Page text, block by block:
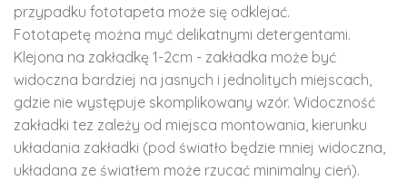
przypadku fototapeta może się odklejać.
Fototapetę można myć delikatnymi detergentami.
Klejona na zakładkę 1-2cm - zakładka może być
widoczna bardziej na jasnych i jednolitych miejscach,
gdzie nie występuje skomplikowany wzór. Widoczność
zakładki tez zależy od miejsca montowania, kierunku
układania zakładki (pod światło będzie mniej widoczna,
układana ze światłem może rzucać minimalny cień).